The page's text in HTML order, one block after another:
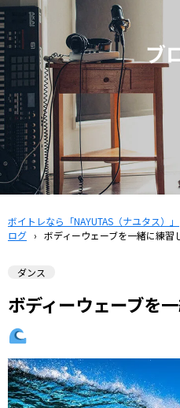
ブ
ボイトレなら「NAYUTAS（ナユタス）」
ログ › ボディーウェーブを一緒に練習
ダンス
ボディーウェーブを